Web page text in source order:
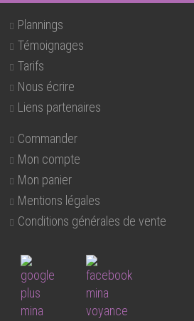
Plannings
Témoignages
Tarifs
Nous écrire
Liens partenaires
Commander
Mon compte
Mon panier
Mentions légales
Conditions générales de vente